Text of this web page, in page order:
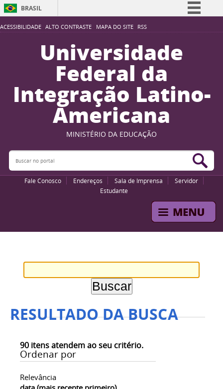
ACESSIBILIDADE ALTO CONTRASTE MAPA DO SITE RSS
BRASIL
Simplifique!
Participe
Acesso à informação
Legislação
Canais
Universidade
Federal da
Integração Latino-
Americana
MINISTÉRIO DA EDUCAÇÃO
Buscar no portal
Fale Conosco Endereços Sala de Imprensa
Servidor
Estudante
RESULTADO DA BUSCA
90 itens atendem ao seu critério.
Ordenar por
Relevância